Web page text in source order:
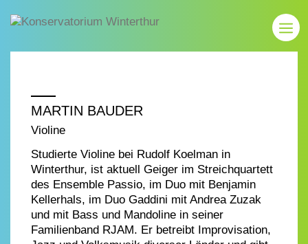
MARTIN BAUDER
Violine
Studierte Violine bei Rudolf Koelman in
Winterthur, ist aktuell Geiger im Streichquartett
des Ensemble Passio, im Duo mit Benjamin
Kellerhals, im Duo Gaddini mit Andrea Zuzak
und mit Bass und Mandoline in seiner
Familienband RJAM. Er betreibt Improvisation,